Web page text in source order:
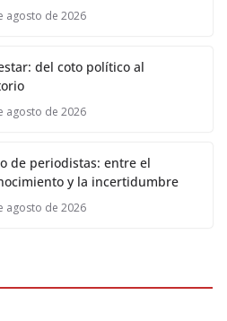
agosto de 2026
del coto político al
agosto de 2026
de periodistas: entre el
y la incertidumbre
agosto de 2026